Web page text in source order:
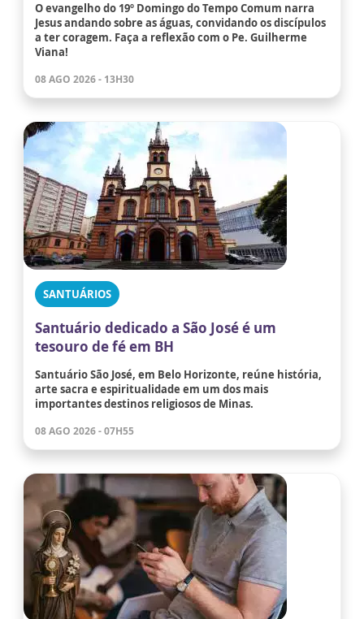
O evangelho do 19º Domingo do Tempo Comum narra
Jesus andando sobre as águas, convidando os discípulos
a ter coragem. Faça a reflexão com o Pe. Guilherme
Viana!
08 AGO 2026 - 13H30
SANTUÁRIOS
Santuário dedicado a São José é um
tesouro de fé em BH
Santuário São José, em Belo Horizonte, reúne história,
arte sacra e espiritualidade em um dos mais
importantes destinos religiosos de Minas.
08 AGO 2026 - 07H55